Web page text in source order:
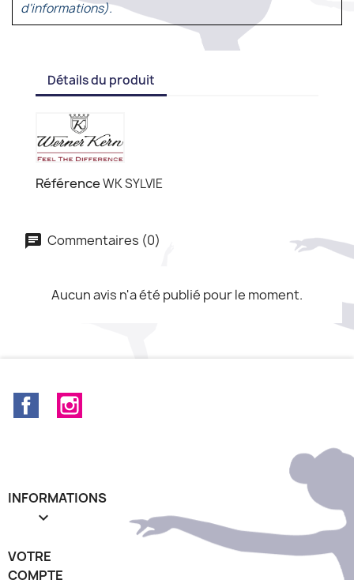
d'informations).
Détails du produit
RéférenceWK SYLVIE
Commentaires (0)
Aucun avis n'a été publié pour le moment.
Facebook
INFORMATIONS

VOTRE
COMPTE